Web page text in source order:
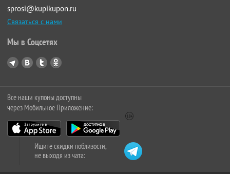
sprosi@kupikupon.ru
Связаться с нами
Мы в Соцсетях
Все наши купоны доступны
через Мобильное Приложение:
Ищите скидки поблизости,
не выходя из чата: